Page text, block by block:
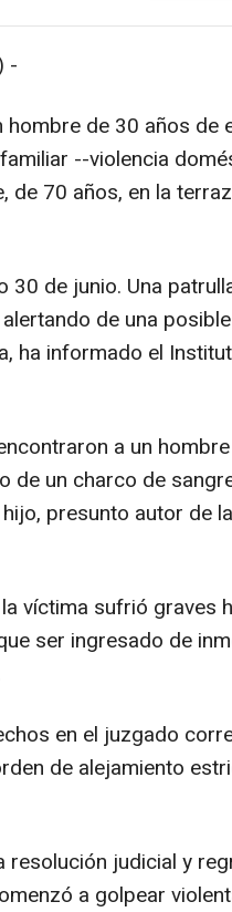
-
hombre de 30 años de
--violencia
de 70 años, en la
de junio. Una
de una
ha informado el
a un
de un charco de
presunto autor de
víctima sufrió graves
ser ingresado de
en el juzgado
de alejamiento
judicial y
a golpear